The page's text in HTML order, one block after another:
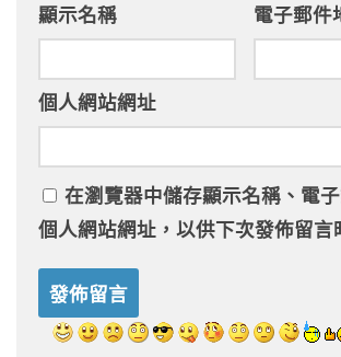
顯示名稱 電子郵件
個人網站網址
在瀏覽器中儲存顯示名稱、電
個人網站網址，以供下次發佈留言